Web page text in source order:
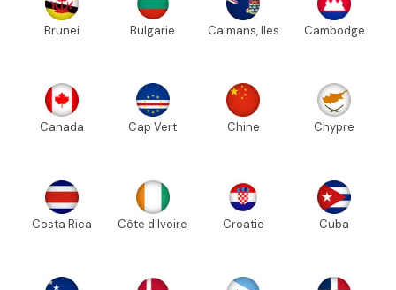
Brunei Bulgarie Caïmans, Iles Cambodge
Canada Cap Vert Chine Chypre
Costa Rica Côte d'Ivoire Croatie Cuba